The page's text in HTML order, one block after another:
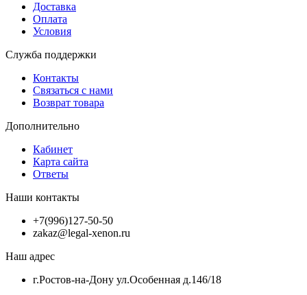
Доставка
Оплата
Условия
Служба поддержки
Контакты
Связаться с нами
Возврат товара
Дополнительно
Кабинет
Карта сайта
Ответы
Наши контакты
+7(996)127-50-50
zakaz@legal-xenon.ru
Наш адрес
г.Ростов-на-Дону ул.Особенная д.146/18